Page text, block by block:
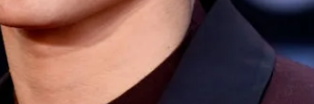
WhatsappFacebook
X
lo sólido que es su